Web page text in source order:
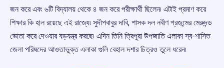
জন করে এবং ৬টি বিদ্যালয় থেকে ৪ জন করে পরীক্ষার্থী ছিলেন৷ এটাই প্রমাণ করে
শিক্ষার কি হাল রয়েছে এই রাজ্যে৷ সুদীপবাবুর দাবি, শাসক দল নবীণ প্রজন্মের মেরুদন্ড
ভোতা করে দেওয়ার ষড়যন্ত্র করছে৷ এদিন তিনি ত্রিপুরা উপজাতি এলাকা স্ব-শাসিত
জেলা পরিষদের আওতাভুক্ত এলাকা গুলি বেহাল দশার চিত্রও তুলে ধরেন৷